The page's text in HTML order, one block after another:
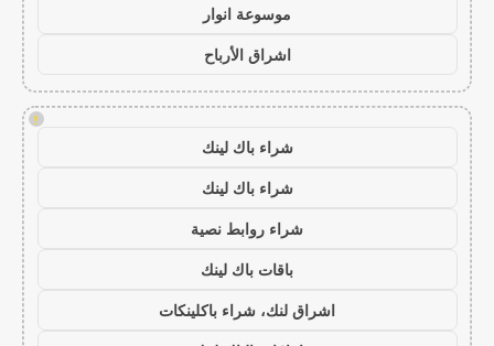
موسوعة انوار
اشراق الأرباح
!
شراء باك لينك
شراء باك لينك
شراء روابط نصية
باقات باك لينك
اشراق لنك، شراء باكلينكات